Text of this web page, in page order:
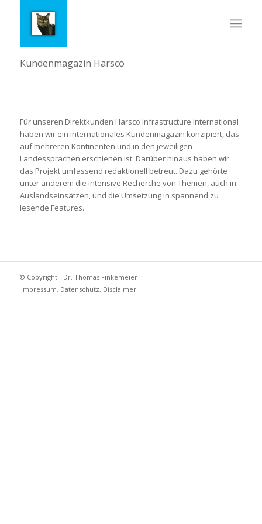
Kundenmagazin Harsco
Für unseren Direktkunden Harsco Infrastructure International
haben wir ein internationales Kundenmagazin konzipiert, das
auf mehreren Kontinenten und in den jeweiligen
Landessprachen erschienen ist. Darüber hinaus haben wir
das Projekt umfassend redaktionell betreut. Dazu gehörte
unter anderem die intensive Recherche von Themen, auch in
Auslandseinsätzen, und die Umsetzung in spannend zu
lesende Features.
© Copyright - Dr. Thomas Finkemeier
Impressum, Datenschutz, Disclaimer